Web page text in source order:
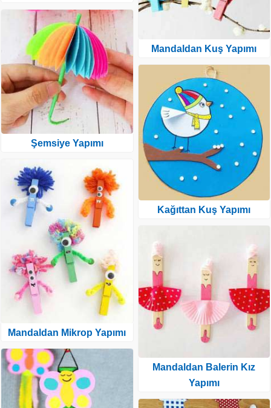
Şemsiye Yapımı
Mandaldan Mikrop Yapımı
Mandaldan Kuş Yapımı
Kağıttan Kuş Yapımı
Mandaldan Balerin Kız
Yapımı